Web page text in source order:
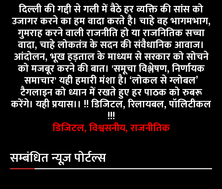
दिल्ली की गद्दी से गली में बैठे हर व्यक्ति की सांस को
उजागर करने का हम वादा करते है। चाहे वह भागमभाग,
गुमराह करने वाली राजनीति हो या राजनितिक सच्चा
वादा, चाहे लोकतंत्र के सदन की संवैधानिक आवाज।
आंदोलन, भूख हड़ताल के माध्यम से सरकार को सोचने
को मजबूर करने की बात। 'समूचा विश्लेषण, निर्णायक
समाचार' यही हमारी मंशा है। ‘लोकल से ग्लोबल’
टैगलाइन को ध्यान में रखते हुए हर पाठक को रुबरू
करेंगे। यही प्रयास।। !! डिजिटल, रिलायबल, पॉलिटीकल
!!!
डिजिटल, विश्वसनीय, राजनीतिक
सम्बंधित न्यूज़ पोर्टल्स